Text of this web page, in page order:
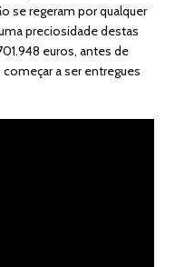
se regeram por qualquer
preciosidade destas
euros, antes de
a ser entregues